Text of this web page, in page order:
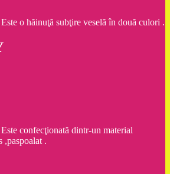
Este o hăinuţă subţire veselă în două culori .
Este confecţionată dintr-un material
,paspoalat .